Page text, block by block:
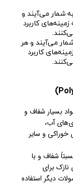
می‌آیند و هر
کاربرد
بسیار شفاف و
آب،
و سایر
شفاف و با
برای
دیگر استفاده